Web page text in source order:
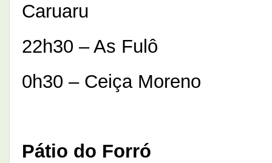
Caruaru
22h30 – As Fulô
0h30 – Ceiça Moreno
Pátio do Forró